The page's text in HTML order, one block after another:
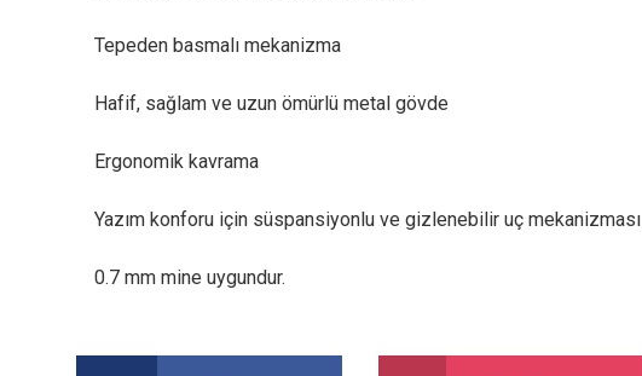
Tepeden basmalı mekanizma
Hafif, sağlam ve uzun ömürlü metal gövde
Ergonomik kavrama
Yazım konforu için süspansiyonlu ve gizlenebilir uç mekanizması
0.7 mm mine uygundur.